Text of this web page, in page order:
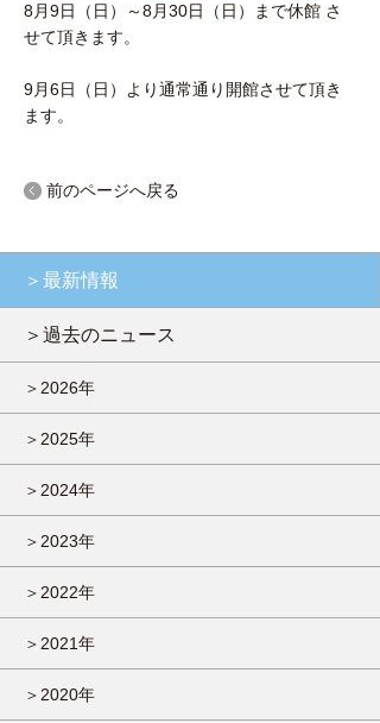
8月9日（日）～8月30日（日）まで休館 さ
せて頂きます。
9月6日（日）より通常通り開館させて頂き
ます。
前のページへ戻る
＞最新情報
＞過去のニュース
＞2026年
＞2025年
＞2024年
＞2023年
＞2022年
＞2021年
＞2020年